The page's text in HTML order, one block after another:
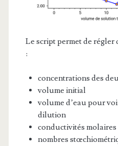
Le script permet de régler
:
concentrations des
volume initial
volume d’eau pour
dilution
conductivités
nombres